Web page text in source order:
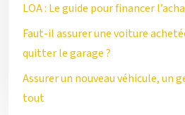
LOA : Le guide pour financer
Faut-il assurer une voiture
quitter le garage ?
Assurer un nouveau véhicule, un
tout